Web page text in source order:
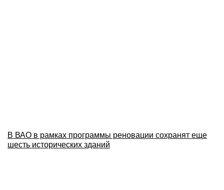
В ВАО в рамках программы реновации сохранят еще
шесть исторических зданий